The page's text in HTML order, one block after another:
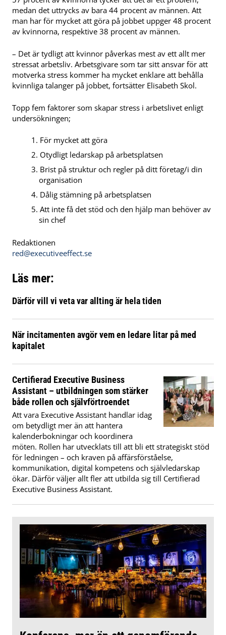
medan det uttrycks av bara 44 procent av männen. Att
man har för mycket att göra på jobbet uppger 48 procent
av kvinnorna, respektive 38 procent av männen.
– Det är tydligt att kvinnor påverkas mest av ett allt mer
stressat arbetsliv. Arbetsgivare som tar sitt ansvar för att
motverka stress kommer ha mycket enklare att behålla
kvinnliga talanger på jobbet, fortsätter Elisabeth Skol.
Topp fem faktorer som skapar stress i arbetslivet enligt
undersökningen;
För mycket att göra
Otydligt ledarskap på arbetsplatsen
Brist på struktur och regler på ditt företag/i din
organisation
Dålig stämning på arbetsplatsen
Att inte få det stöd och den hjälp man behöver av
sin chef
Redaktionen
red@executiveeffect.se
Läs mer:
Därför vill vi veta var allting är hela tiden
När incitamenten avgör vem en ledare litar på med
kapitalet
Certifierad Executive Business
Assistant – utbildningen som stärker
både rollen och självförtroendet
Att vara Executive Assistant handlar idag
om betydligt mer än att hantera
kalenderbokningar och koordinera
möten. Rollen har utvecklats till att bli ett strategiskt stöd
för ledningen – och kraven på affärsförståelse,
kommunikation, digital kompetens och självledarskap
ökar. Därför väljer allt fler att utbilda sig till Certifierad
Executive Business Assistant.